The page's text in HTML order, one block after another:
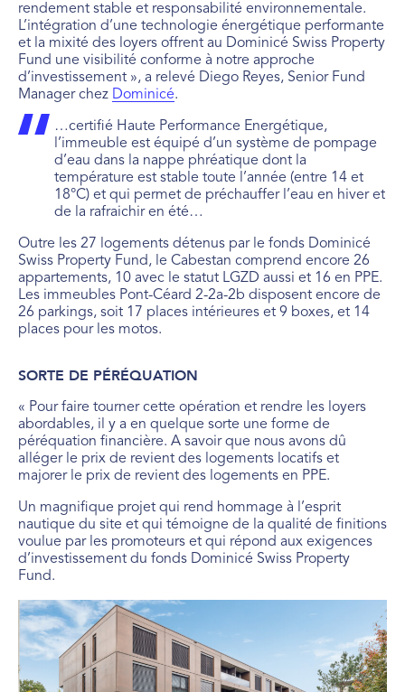
rendement stable et responsabilité environnementale.
L’intégration d’une technologie énergétique performante
et la mixité des loyers offrent au Dominicé Swiss Property
Fund une visibilité conforme à notre approche
d’investissement », a relevé Diego Reyes, Senior Fund
Manager chez Dominicé.
…certifié Haute Performance Energétique,
l’immeuble est équipé d’un système de pompage
d’eau dans la nappe phréatique dont la
température est stable toute l’année (entre 14 et
18°C) et qui permet de préchauffer l’eau en hiver et
de la rafraichir en été…
Outre les 27 logements détenus par le fonds Dominicé
Swiss Property Fund, le Cabestan comprend encore 26
appartements, 10 avec le statut LGZD aussi et 16 en PPE.
Les immeubles Pont-Céard 2-2a-2b disposent encore de
26 parkings, soit 17 places intérieures et 9 boxes, et 14
places pour les motos.
SORTE DE PÉRÉQUATION
« Pour faire tourner cette opération et rendre les loyers
abordables, il y a en quelque sorte une forme de
péréquation financière. A savoir que nous avons dû
alléger le prix de revient des logements locatifs et
majorer le prix de revient des logements en PPE.
Un magnifique projet qui rend hommage à l’esprit
nautique du site et qui témoigne de la qualité de finitions
voulue par les promoteurs et qui répond aux exigences
d’investissement du fonds Dominicé Swiss Property
Fund.